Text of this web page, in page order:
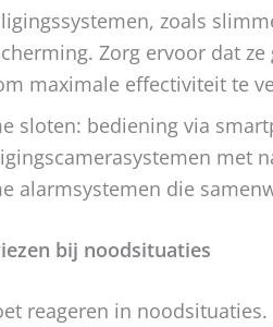
zoals
Zorg ervoor dat
maximale effectiviteit te
sloten: bediening via
met
alarmsystemen die
bij noodsituaties
reageren in